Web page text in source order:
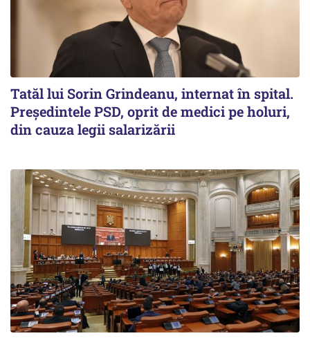
Tatăl lui Sorin Grindeanu, internat în spital.
Preşedintele PSD, oprit de medici pe holuri,
din cauza legii salarizării